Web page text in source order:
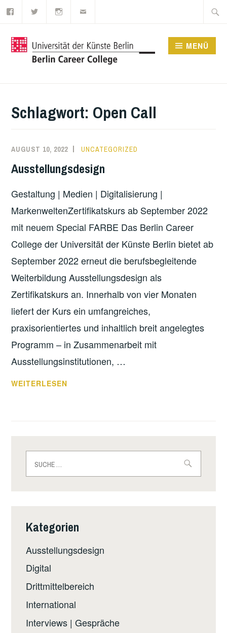
Zum
springen
Suche
COLLEGE
MENÜ
Schlagwort: Open Call
AUGUST 10, 2022 UNCATEGORIZED
Ausstellungsdesign
Gestaltung | Medien | Digitalisierung |
MarkenweltenZertifikatskurs ab September 2022
mit neuem Special FARBE Das Berlin Career
College der Universität der Künste Berlin bietet ab
September 2022 erneut die berufsbegleitende
Weiterbildung Ausstellungsdesign als
Zertifikatskurs an. Innerhalb von vier Monaten
liefert der Kurs ein umfangreiches,
praxisorientiertes und inhaltlich breit angelegtes
Programm – in Zusammenarbeit mit
Ausstellungsinstitutionen, …
AUSSTELLUNGSDESIGN
WEITERLESEN
nach:
Kategorien
Ausstellungsdesign
Digital
Drittmittelbereich
International
Interviews | Gespräche